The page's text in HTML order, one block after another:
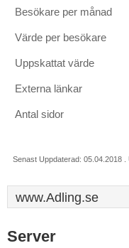
Besökare per månad
Värde per besökare
Uppskattat värde
Externa länkar
Antal sidor
Senast Uppdaterad: 05.04.2018
www.Adling.se
Server